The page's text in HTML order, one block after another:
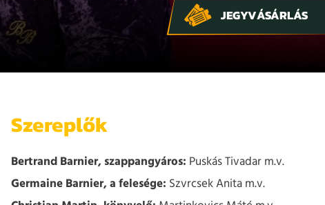
JEGYVÁSÁRLÁS
Szereplők
Bertrand Barnier, szappangyáros: Puskás Tivadar m.v.
Germaine Barnier, a felesége: Szvrcsek Anita m.v.